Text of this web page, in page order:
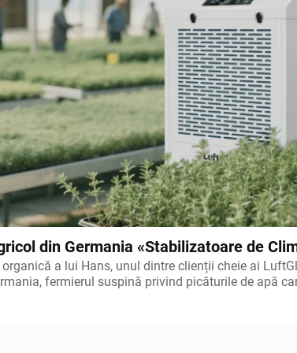
din Germania «Stabilizatoare de
de temperatură și umiditate constantă
dependentă de vreme» în
despre vreme»?
a lui Hans, unul dintre clienții cheie ai
fermierul suspină privind picăturile de apă
acoperișul serii sale — acesta este al treilea incident
când ploile...